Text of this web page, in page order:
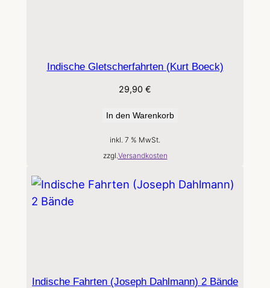
Indische Gletscherfahrten (Kurt Boeck)
29,90 €
In den Warenkorb
inkl. 7 % MwSt.
zzgl. Versandkosten
Indische Fahrten (Joseph Dahlmann) 2 Bände